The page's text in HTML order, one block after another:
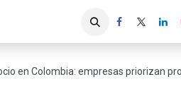
en Colombia: empresas priorizan